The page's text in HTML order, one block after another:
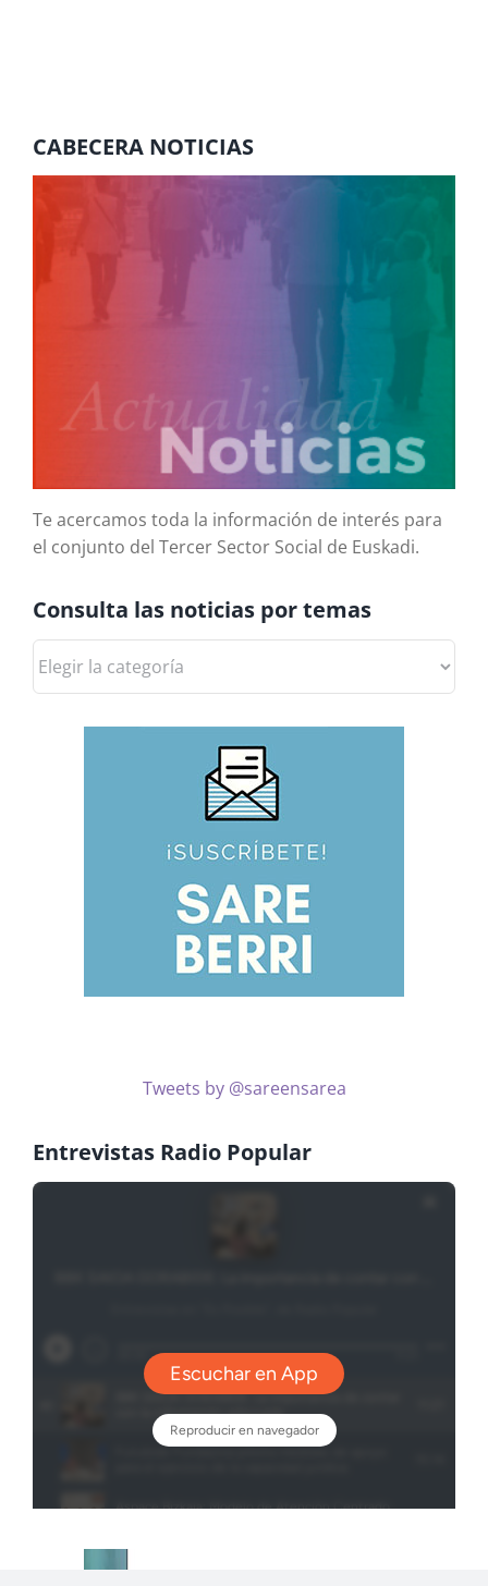
CABECERA NOTICIAS
Te acercamos toda la información de interés para
el conjunto del Tercer Sector Social de Euskadi.
Consulta las noticias por temas
las
Tweets by @sareensarea
Entrevistas Radio Popular